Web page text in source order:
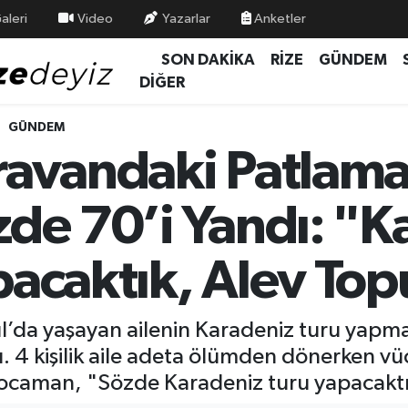
Video Yazarlar Anketler
SON DAKİKA RİZE GÜNDEM
DİĞER
GÜNDEM
70’i Yandı:
Alev
yaşayan ailenin Karadeniz turu
4 kişilik aile adeta ölümden dönerken
"Sözde Karadeniz turu
Haritası
ve Fikstür